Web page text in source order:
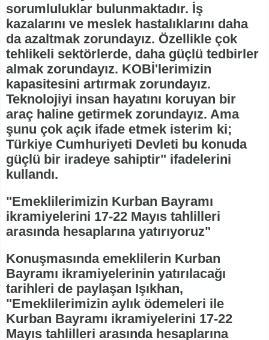
sorumluluklar bulunmaktadır. İş
kazalarını ve meslek hastalıklarını daha
da azaltmak zorundayız. Özellikle çok
tehlikeli sektörlerde, daha güçlü tedbirler
almak zorundayız. KOBİ'lerimizin
kapasitesini artırmak zorundayız.
Teknolojiyi insan hayatını koruyan bir
araç haline getirmek zorundayız. Ama
şunu çok açık ifade etmek isterim ki;
Türkiye Cumhuriyeti Devleti bu konuda
güçlü bir iradeye sahiptir" ifadelerini
kullandı.
"Emeklilerimizin Kurban Bayramı
ikramiyelerini 17-22 Mayıs tahlilleri
arasında hesaplarına yatırıyoruz"
Konuşmasında emeklilerin Kurban
Bayramı ikramiyelerinin yatırılacağı
tarihleri de paylaşan Işıkhan,
"Emeklilerimizin aylık ödemeleri ile
Kurban Bayramı ikramiyelerini 17-22
Mayıs tahlilleri arasında hesaplarına